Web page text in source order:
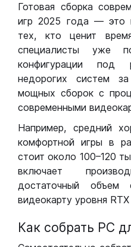
Готовая сборка
игр 2025 года — это
тех, кто ценит
специалисты уже
конфигурации
недорогих систем
мощных сборок с
современными
Например, средний
комфортной игры в
стоит около 100–120
включает
достаточный объем
видеокарту уровня
Как собрать РС